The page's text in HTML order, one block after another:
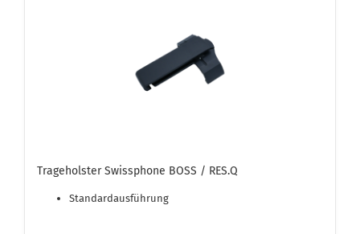
Trageholster Swissphone BOSS / RES.Q
Standardausführung